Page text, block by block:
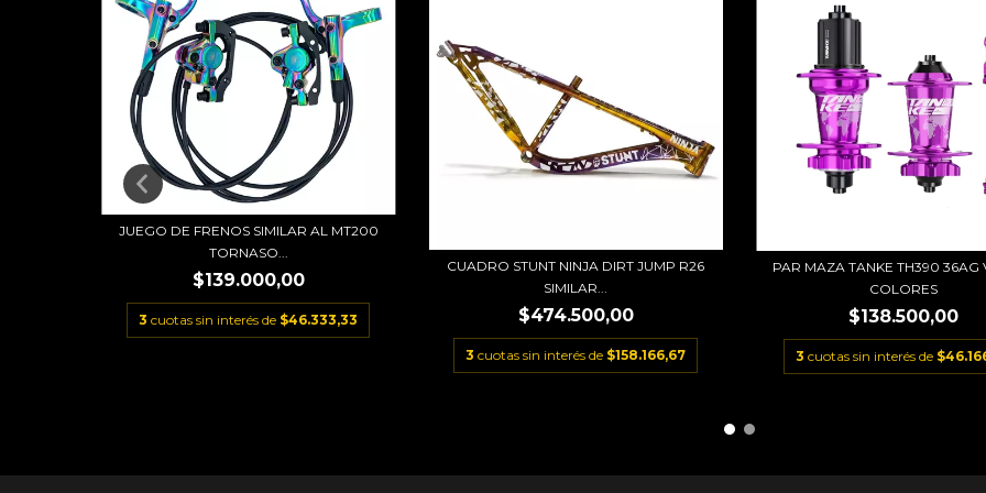
JUEGO DE FRENOS SIMILAR AL MT200
TORNASO...
$139.000,00
3 cuotas sin interés de $46.333,33
CUADRO STUNT NINJA DIRT JUMP R26
SIMILAR...
$474.500,00
3 cuotas sin interés de $158.166,67
PAR MAZA TANKE TH390 36AG
COLORES
$138.500,00
3 cuotas sin interés de